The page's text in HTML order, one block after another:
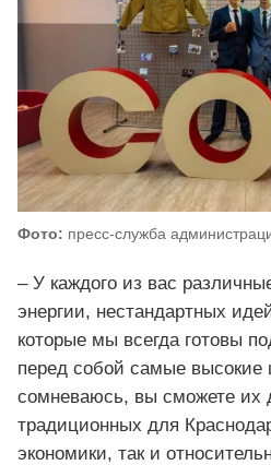
Фото: пресс-служба
– У каждого из вас
энергии, нестандартных
которые мы всегда готовы
перед собой самые высокие
сомневаюсь, вы сможете их
традиционных для
экономики, так и